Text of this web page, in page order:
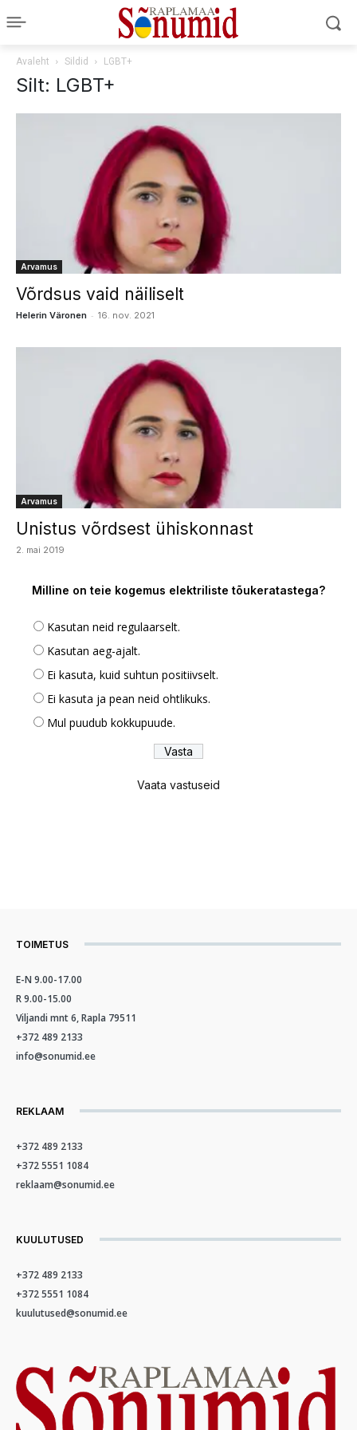
Avaleht Sildid LGBT+
Silt: LGBT+
Arvamus
Võrdsus vaid näiliselt
Helerin Väronen - 16. nov. 2021
Arvamus
Unistus võrdsest ühiskonnast
2. mai 2019
Milline on teie kogemus elektriliste tõukeratastega?
Kasutan neid regulaarselt.
Kasutan aeg-ajalt.
Ei kasuta, kuid suhtun positiivselt.
Ei kasuta ja pean neid ohtlikuks.
Mul puudub kokkupuude.
Vaata vastuseid
TOIMETUS
E-N 9.00-17.00
R 9.00-15.00
Viljandi mnt 6, Rapla 79511
+372 489 2133
info@sonumid.ee
REKLAAM
+372 489 2133
+372 5551 1084
reklaam@sonumid.ee
KUULUTUSED
+372 489 2133
+372 5551 1084
kuulutused@sonumid.ee